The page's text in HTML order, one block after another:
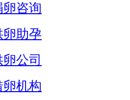
咨询
卵助孕
公司
卵机构